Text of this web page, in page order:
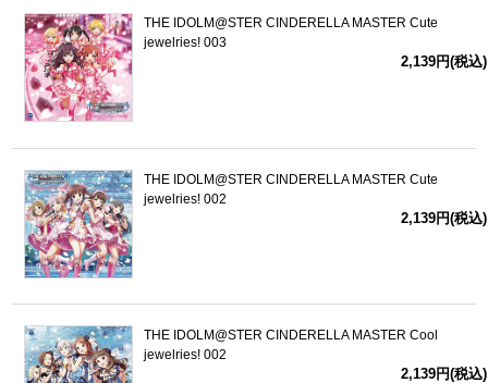
THE IDOLM@STER CINDERELLA MASTER Cute
jewelries! 003
2,139円(税込)
THE IDOLM@STER CINDERELLA MASTER Cute
jewelries! 002
2,139円(税込)
THE IDOLM@STER CINDERELLA MASTER Cool
jewelries! 002
2,139円(税込)